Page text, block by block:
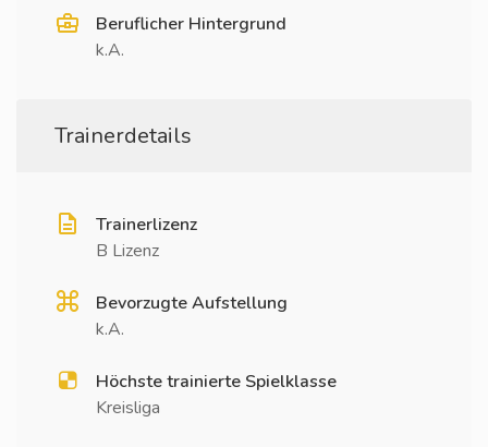
Beruflicher Hintergrund
k.A.
Trainerdetails
Trainerlizenz
B Lizenz
Bevorzugte Aufstellung
k.A.
Höchste trainierte Spielklasse
Kreisliga